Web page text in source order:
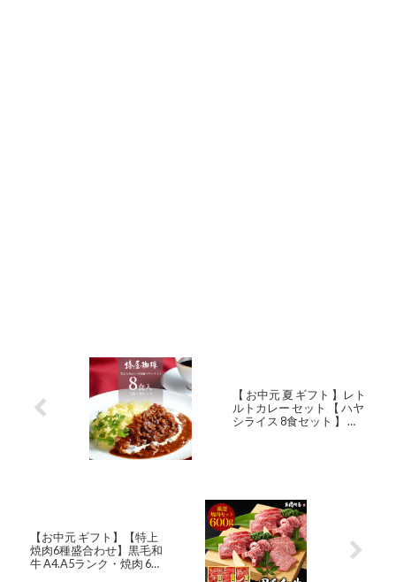
【 お中元 夏 ギフト 】レト
ルトカレー セット 【 ハヤ
シライス 8食セット 】 送
ギフト お中元ギフト
【お中元 ギフト】【特上
焼肉6種盛合わせ】黒毛和
牛 A4.A5ランク・焼肉 6種